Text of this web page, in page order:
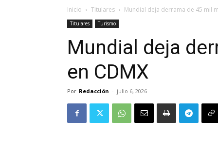
Inicio Titulares Mundial deja derrama de 45 mil
Titulares Turismo
Mundial deja
en CDMX
Por Redacción - julio 6, 2026